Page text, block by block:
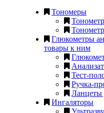
Тономеры
Глюкометры
товары к ним
Тест-
Ручка-
Ланцеты
Ингаляторы